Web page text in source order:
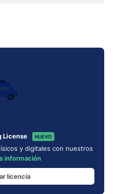
License NUEVO
y digitales con nuestros
información
licencia